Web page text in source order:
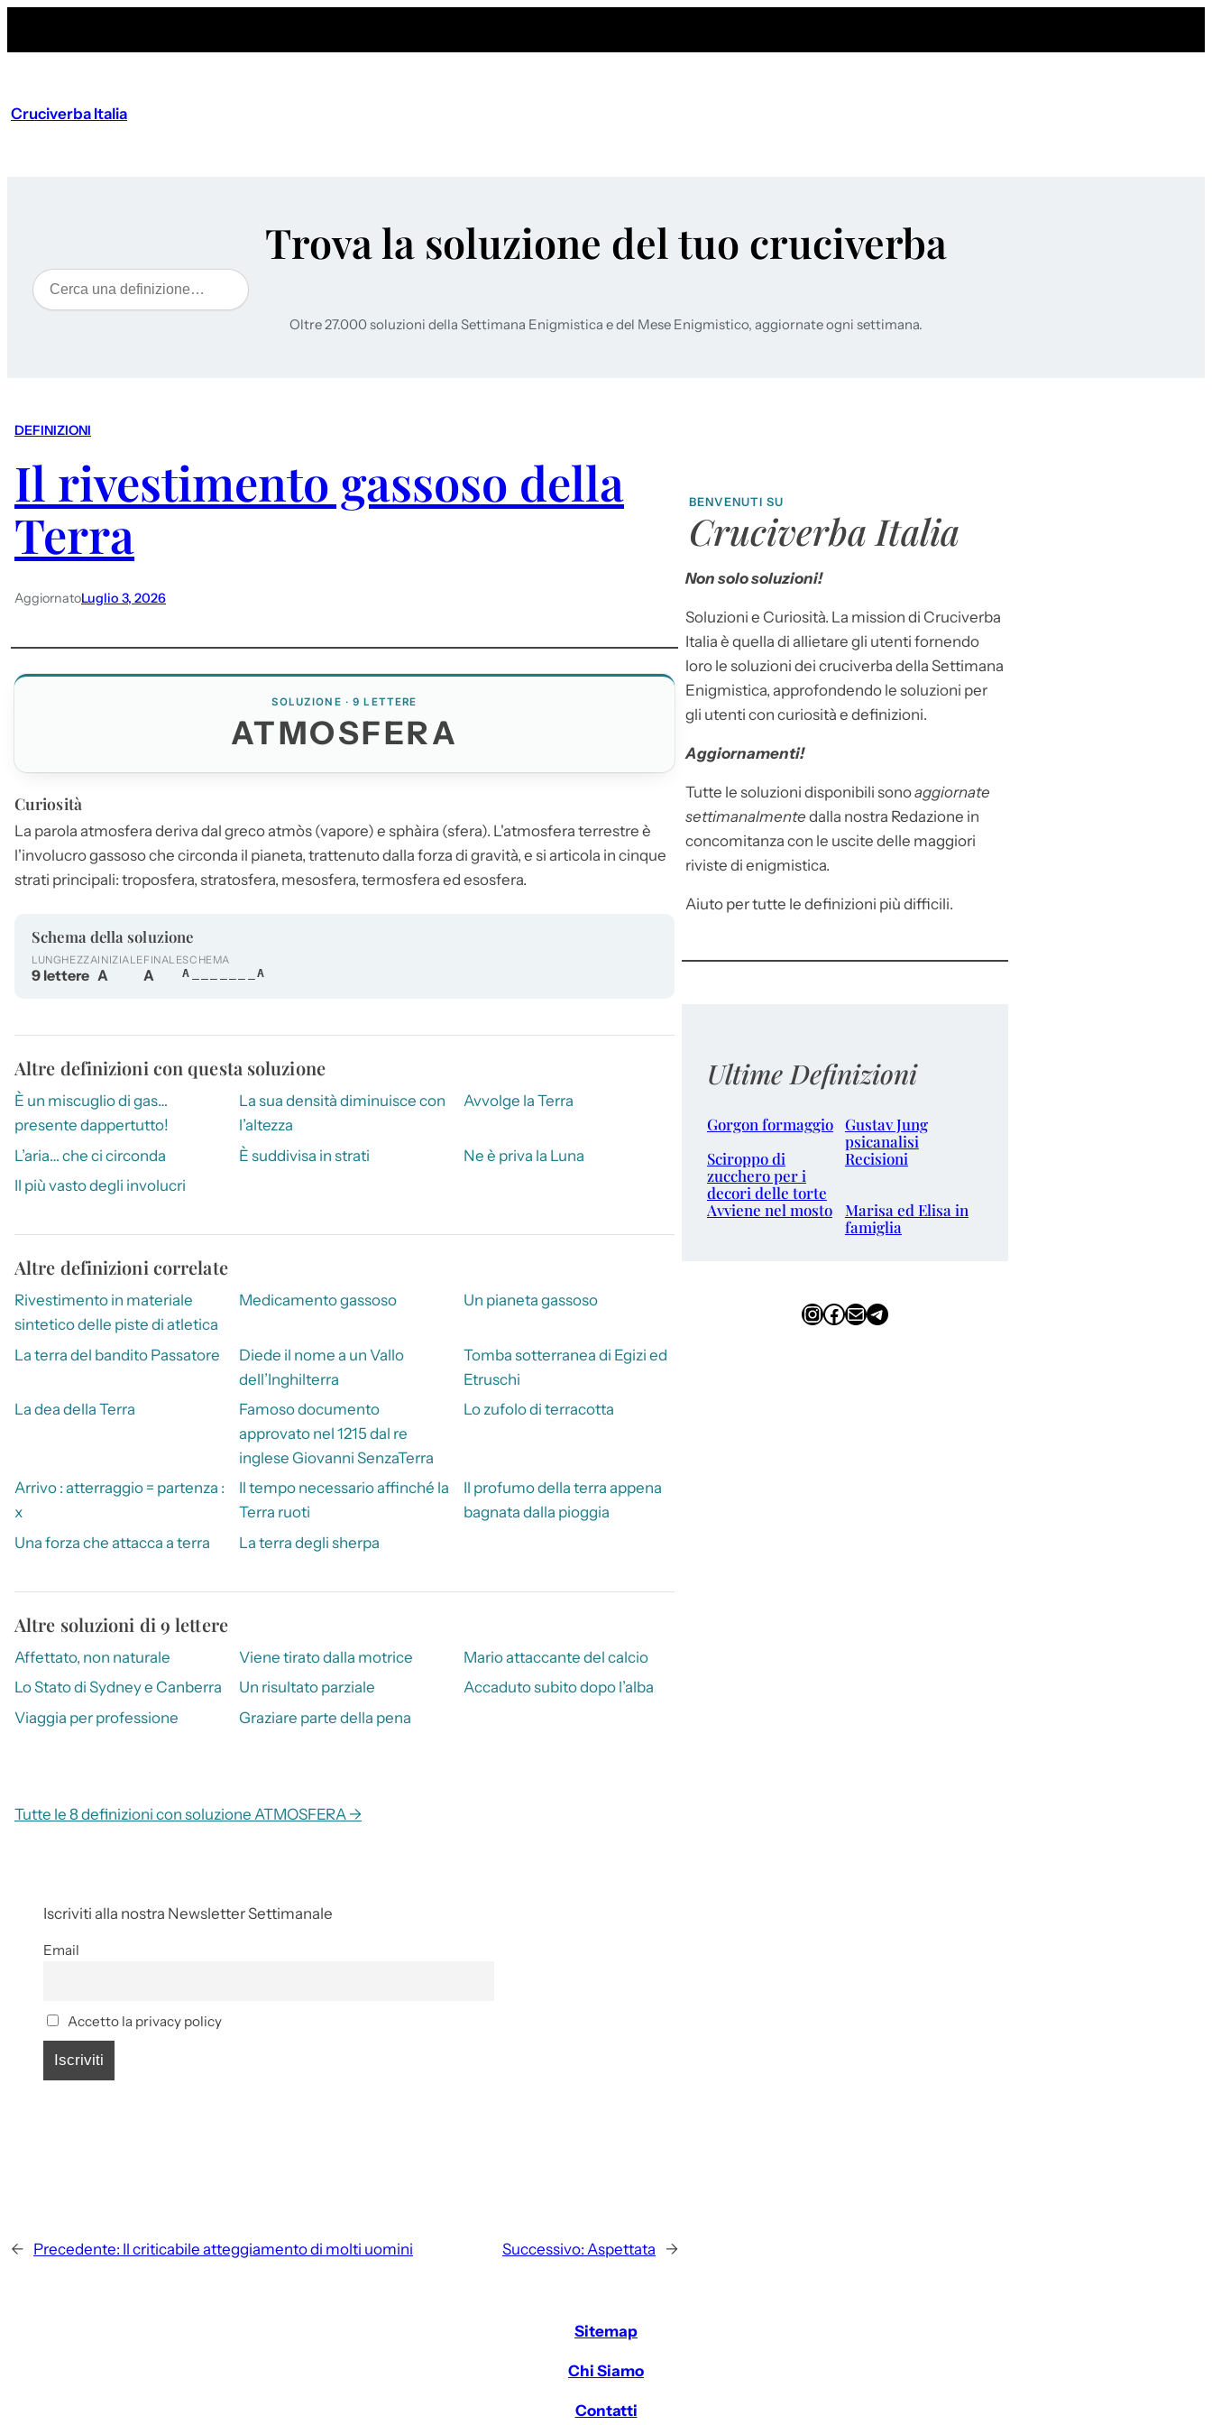
Cruciverba Italia
Trova la soluzione del tuo cruciverba
Cerca
Oltre 27.000 soluzioni della Settimana Enigmistica e del Mese Enigmistico, aggiornate ogni settimana.
DEFINIZIONI
Il rivestimento gassoso della
Terra
AggiornatoLuglio 3, 2026
SOLUZIONE · 9 LETTERE
ATMOSFERA
Curiosità
La parola atmosfera deriva dal greco atmòs (vapore) e sphàira (sfera). L'atmosfera terrestre è
l'involucro gassoso che circonda il pianeta, trattenuto dalla forza di gravità, e si articola in cinque
strati principali: troposfera, stratosfera, mesosfera, termosfera ed esosfera.
Schema della soluzione
LUNGHEZZA
9 lettere
INIZIALE
A
FINALE
A
SCHEMA
A_______A
Altre definizioni con questa soluzione
È un miscuglio di gas…
presente dappertutto!
La sua densità diminuisce con
l’altezza
Avvolge la Terra
L’aria… che ci circonda È suddivisa in strati
Ne è priva la Luna
Il più vasto degli involucri
Altre definizioni correlate
Rivestimento in materiale
sintetico delle piste di atletica
Medicamento gassoso Un pianeta gassoso
La terra del bandito Passatore
Diede il nome a un Vallo
dell’Inghilterra
Tomba sotterranea di Egizi ed
Etruschi
La dea della Terra
Famoso documento
approvato nel 1215 dal re
inglese Giovanni SenzaTerra
Lo zufolo di terracotta
Arrivo : atterraggio = partenza :
x
Il tempo necessario affinché la
Terra ruoti
Il profumo della terra appena
bagnata dalla pioggia
Una forza che attacca a terra
La terra degli sherpa
Altre soluzioni di 9 lettere
Affettato, non naturale Viene tirato dalla motrice
Mario attaccante del calcio
Lo Stato di Sydney e Canberra
Un risultato parziale
Accaduto subito dopo l’alba
Viaggia per professione
Graziare parte della pena
Tutte le 8 definizioni con soluzione ATMOSFERA →
Iscriviti alla nostra Newsletter Settimanale
Email
Accetto la privacy policy
← Precedente: Il criticabile atteggiamento di molti uomini Successivo: Aspettata →
BENVENUTI SU
Cruciverba Italia
Non solo soluzioni!
Soluzioni e Curiosità. La mission di Cruciverba
Italia è quella di allietare gli utenti fornendo
loro le soluzioni dei cruciverba della Settimana
Enigmistica, approfondendo le soluzioni per
gli utenti con curiosità e definizioni.
Aggiornamenti!
Tutte le soluzioni disponibili sonoaggiornate
settimanalmente dalla nostra Redazione in
concomitanza con le uscite delle maggiori
riviste di enigmistica.
Aiuto per tutte le definizioni più difficili.
Ultime Definizioni
Gorgon formaggio Gustav Jung
psicanalisi
Sciroppo di
zucchero per i
decori delle torte
Recisioni
Avviene nel mosto
Marisa ed Elisa in
famiglia
InstagramFacebook Email Telegram
Sitemap
Chi Siamo
Contatti